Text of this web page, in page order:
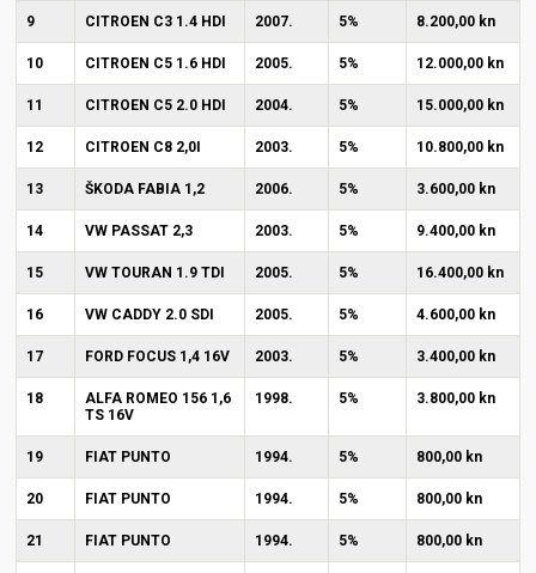
9 CITROEN C3 1.4 HDI 2007. 5% 8.200,00 kn
10 CITROEN C5 1.6 HDI 2005. 5% 12.000,00 kn
11 CITROEN C5 2.0 HDI 2004. 5% 15.000,00 kn
12 CITROEN C8 2,0I 2003. 5% 10.800,00 kn
13 ŠKODA FABIA 1,2 2006. 5% 3.600,00 kn
14 VW PASSAT 2,3 2003. 5% 9.400,00 kn
15 VW TOURAN 1.9 TDI 2005. 5% 16.400,00 kn
16 VW CADDY 2.0 SDI 2005. 5% 4.600,00 kn
17 FORD FOCUS 1,4 16V 2003. 5% 3.400,00 kn
18
ALFA ROMEO 156 1,6
TS 16V
1998. 5% 3.800,00 kn
19 FIAT PUNTO 1994. 5% 800,00 kn
20 FIAT PUNTO 1994. 5% 800,00 kn
21 FIAT PUNTO 1994. 5% 800,00 kn